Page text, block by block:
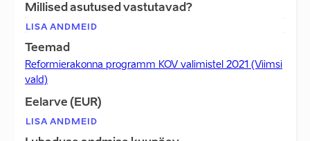
Millised asutused vastutavad?
LISA ANDMEID
Teemad
Reformierakonna programm KOV valimistel 2021 (Viimsi
vald)
Eelarve (EUR)
LISA ANDMEID